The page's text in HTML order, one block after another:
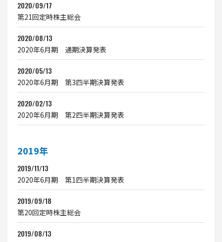
2020/09/17
第21回定時株主総会
2020/08/13
2020年6月期 通期決算発表
2020/05/13
2020年6月期 第3四半期決算発表
2020/02/13
2020年6月期 第2四半期決算発表
2019年
2019/11/13
2020年6月期 第1四半期決算発表
2019/09/18
第20回定時株主総会
2019/08/13